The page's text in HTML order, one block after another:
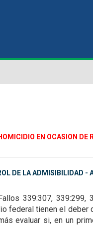
EN OCASION DE
DE LA ADMISIBILIDAD -
339:307,339:299,
federal tienen el
evaluar si, en un